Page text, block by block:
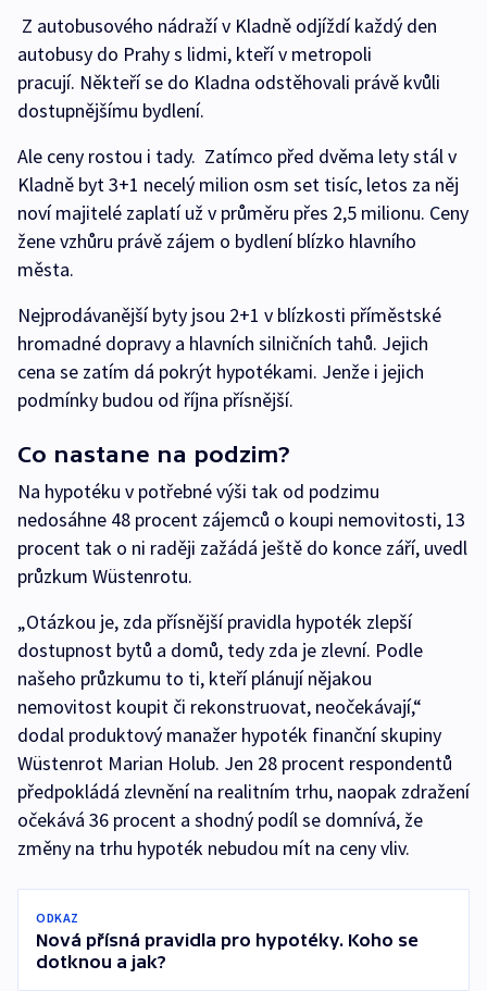
Z autobusového nádraží v Kladně odjíždí každý den
autobusy do Prahy s lidmi, kteří v metropoli
pracují. Někteří se do Kladna odstěhovali právě kvůli
dostupnějšímu bydlení.
Ale ceny rostou i tady. Zatímco před dvěma lety stál v
Kladně byt 3+1 necelý milion osm set tisíc, letos za něj
noví majitelé zaplatí už v průměru přes 2,5 milionu. Ceny
žene vzhůru právě zájem o bydlení blízko hlavního
města.
Nejprodávanější byty jsou 2+1 v blízkosti příměstské
hromadné dopravy a hlavních silničních tahů. Jejich
cena se zatím dá pokrýt hypotékami. Jenže i jejich
podmínky budou od října přísnější.
Co nastane na podzim?
Na hypotéku v potřebné výši tak od podzimu
nedosáhne 48 procent zájemců o koupi nemovitosti, 13
procent tak o ni raději zažádá ještě do konce září, uvedl
průzkum Wüstenrotu.
„Otázkou je, zda přísnější pravidla hypoték zlepší
dostupnost bytů a domů, tedy zda je zlevní. Podle
našeho průzkumu to ti, kteří plánují nějakou
nemovitost koupit či rekonstruovat, neočekávají,“
dodal produktový manažer hypoték finanční skupiny
Wüstenrot Marian Holub. Jen 28 procent respondentů
předpokládá zlevnění na realitním trhu, naopak zdražení
očekává 36 procent a shodný podíl se domnívá, že
změny na trhu hypoték nebudou mít na ceny vliv.
ODKAZ
Nová přísná pravidla pro hypotéky. Koho se
dotknou a jak?